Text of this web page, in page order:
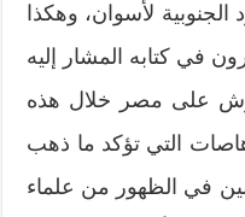
لأسوان، وهكذا
في كتابه المشار إليه
على مصر خلال هذه
التي تؤكد ما ذهب
في الظهور من علماء